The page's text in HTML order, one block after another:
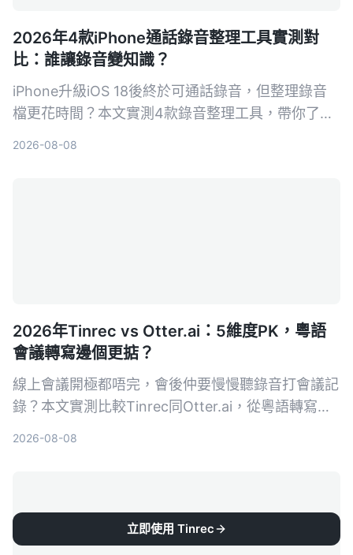
2026年4款iPhone通話錄音整理工具實測對
比：誰讓錄音變知識？
iPhone升級iOS 18後終於可通話錄音，但整理錄音
檔更花時間？本文實測4款錄音整理工具，帶你了解
2026-08-08
2026年Tinrec vs Otter.ai：5維度PK，粵語
會議轉寫邊個更掂？
線上會議開極都唔完，會後仲要慢慢聽錄音打會議記
錄？本文實測比較Tinrec同Otter.ai，從粵語轉寫、
2026-08-08
立即使用 Tinrec